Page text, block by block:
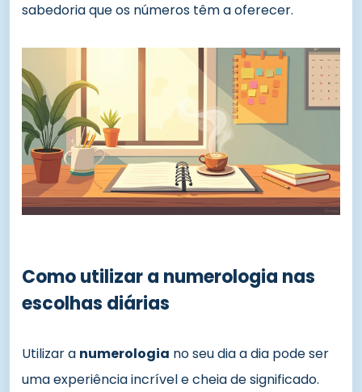
sabedoria que os números têm a oferecer.
Como utilizar a numerologia nas
escolhas diárias
Utilizar a numerologia no seu dia a dia pode ser
uma experiência incrível e cheia de significado.